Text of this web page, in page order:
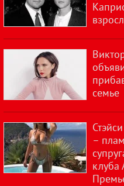
семье
–
клуба